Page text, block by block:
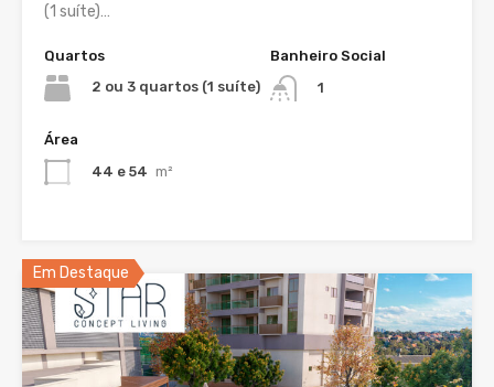
(1 suíte)…
Quartos
2 ou 3 quartos (1 suíte)
Banheiro Social
1
Área
44 e 54 m²
Em Destaque